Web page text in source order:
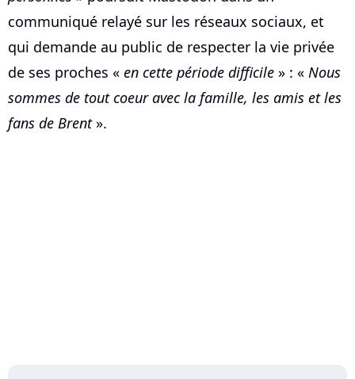
communiqué relayé sur les réseaux sociaux, et
qui demande au public de respecter la vie privée
de ses proches « en cette période difficile » : « Nous
sommes de tout coeur avec la famille, les amis et les
fans de Brent».